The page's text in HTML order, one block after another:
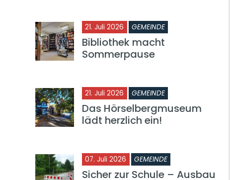
21. Juli 2026 GEMEINDE
Bibliothek macht
Sommerpause
21. Juli 2026 GEMEINDE
Das Hörselbergmuseum
lädt herzlich ein!
07. Juli 2026 GEMEINDE
Sicher zur Schule – Ausbau